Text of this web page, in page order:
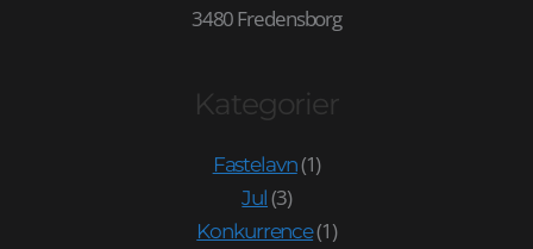
3480 Fredensborg
Kategorier
Fastelavn(1)
Jul (3)
Konkurrence(1)